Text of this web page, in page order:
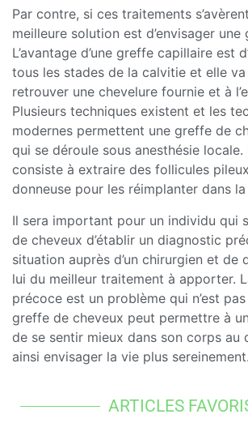
Par contre, si ces traitements
meilleure solution est d’envisager
L’avantage d’une greffe capillaire est
tous les stades de la calvitie et elle
retrouver une chevelure fournie et à
Plusieurs techniques existent et les
modernes permettent une greffe de
qui se déroule sous anesthésie
consiste à extraire des follicules
donneuse pour les réimplanter dans
Il sera important pour un individu qui
de cheveux d’établir un diagnostic
situation auprès d’un chirurgien et de
lui du meilleur traitement à apporter.
précoce est un problème qui n’est
greffe de cheveux peut permettre à
de se sentir mieux dans son corps au
ainsi envisager la vie plus sereinement.
ARTICLES